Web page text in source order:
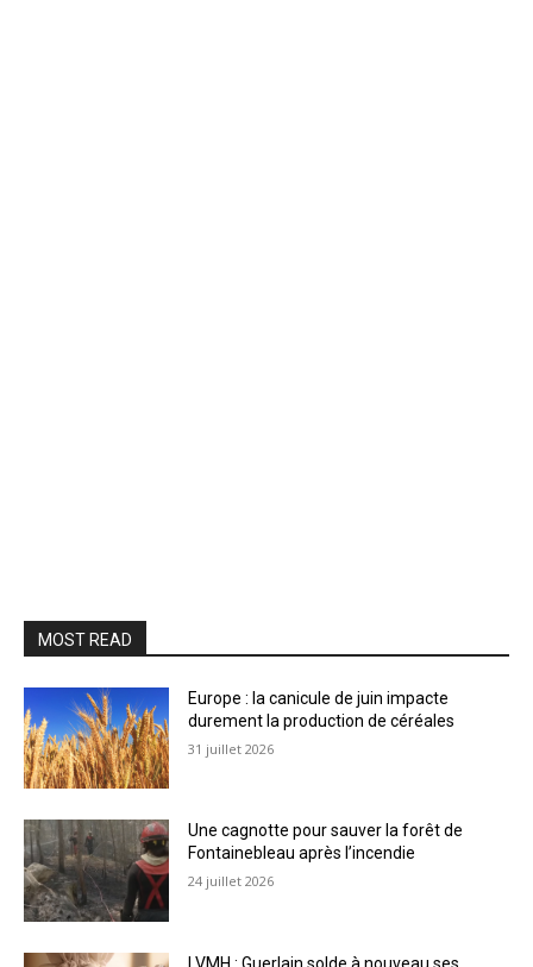
MOST READ
Europe : la canicule de juin impacte
durement la production de céréales
31 juillet 2026
Une cagnotte pour sauver la forêt de
Fontainebleau après l’incendie
24 juillet 2026